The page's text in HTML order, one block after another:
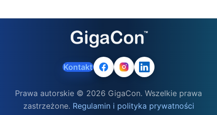
Kontakt
Prawa autorskie © 2026 GigaCon. Wszelkie prawa
zastrzeżone. Regulamin i polityka prywatności